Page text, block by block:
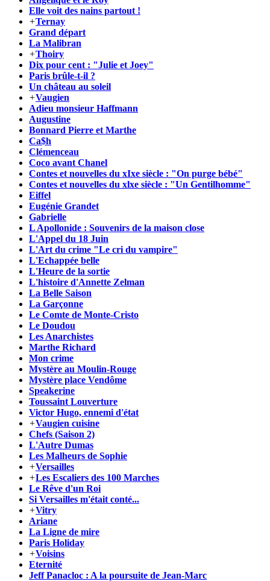
Elle voit des nains partout !
+Ternay
Grand départ
La Malibran
+Thoiry
Dix pour cent : "Julie et Joey"
Paris brûle-t-il ?
Un château au soleil
+Vaugien
Adieu monsieur Haffmann
Augustine
Bonnard Pierre et Marthe
Ca$h
Clémenceau
Coco avant Chanel
Contes et nouvelles du xIxe siècle : "On purge bébé"
Contes et nouvelles du xlxe siècle : "Un Gentilhomme"
Eiffel
Eugénie Grandet
Gabrielle
L Apollonide : Souvenirs de la maison close
L'Appel du 18 Juin
L'Art du crime "Le cri du vampire"
L'Echappée belle
L'Heure de la sortie
L'histoire d'Annette Zelman
La Belle Saison
La Garçonne
Le Comte de Monte-Cristo
Le Doudou
Les Anarchistes
Marthe Richard
Mon crime
Mystère au Moulin-Rouge
Mystère place Vendôme
Speakerine
Toussaint Louverture
Victor Hugo, ennemi d'état
+Vaugien cuisine
Chefs (Saison 2)
L'Autre Dumas
Les Malheurs de Sophie
+Versailles
+Les Escaliers des 100 Marches
Le Rêve d'un Roi
Si Versailles m'était conté...
+Vitry
Ariane
La Ligne de mire
Paris Holiday
+Voisins
Eternité
Jeff Panacloc : A la poursuite de Jean-Marc